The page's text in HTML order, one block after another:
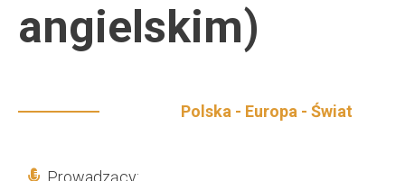
angielskim)
Polska - Europa - Świat
Prowadzący: